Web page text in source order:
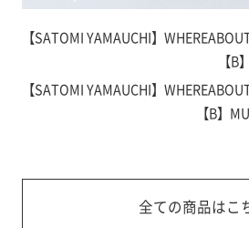
【SATOMI YAMAUCHI】
【B
【SATOMI YAMAUCHI】
【B】
全ての商品はこ